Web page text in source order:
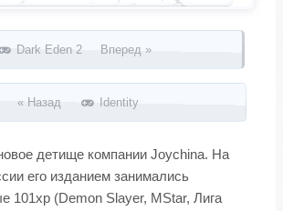
Dark Eden 2 Вперед »
« Назад Identity
детище компании Joychina. На
его изданием занимались
101xp (Demon Slayer, MStar, Лига